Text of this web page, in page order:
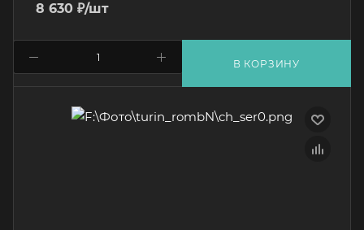
8 630 ₽/шт
В КОРЗИНУ